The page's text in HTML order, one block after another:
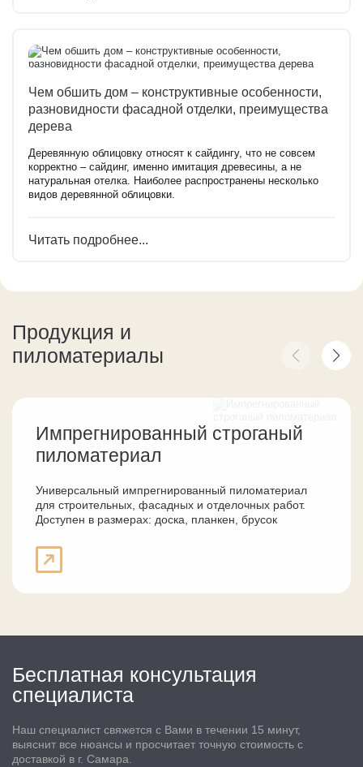
Чем обшить дом – конструктивные особенности,
разновидности фасадной отделки, преимущества
дерева
Деревянную облицовку относят к сайдингу, что не совсем
корректно – сайдинг, именно имитация древесины, а не
натуральная отелка. Наиболее распространены несколько
видов деревянной облицовки.
Читать подробнее...
Продукция и
пиломатериалы
Импрегнированный строганый
пиломатериал
Универсальный импрегнированный пиломатериал
для строительных, фасадных и отделочных работ.
Доступен в размерах: доска, планкен, брусок
Бесплатная консультация
специалиста
Наш специалист свяжется с Вами в течении 15 минут,
выяснит все нюансы и просчитает точную стоимость с
доставкой в г. Самара.